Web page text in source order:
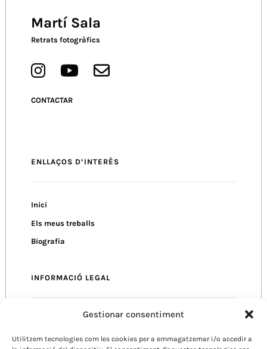
Gestionar consentiment
Utilitzem tecnologies com les cookies per a emmagatzemar i/o accedir a
Martí Sala
Retrats fotogràfics
CONTACTAR
ENLLAÇOS D’INTERÈS
Inici
Els meus treballs
Biografia
INFORMACIÓ LEGAL
Política de Privacitat
Política de Cookies